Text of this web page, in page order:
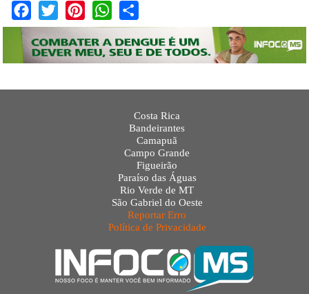
Facebook
Twitter PinterestWhatsApp
Costa Rica
Bandeirantes
Camapuã
Campo Grande
Figueirão
Paraíso das Águas
Rio Verde de MT
São Gabriel do Oeste
Reportar Erro
Política de Privacidade